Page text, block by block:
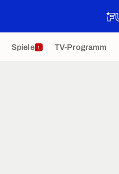
Spiele 1 TV-Programm